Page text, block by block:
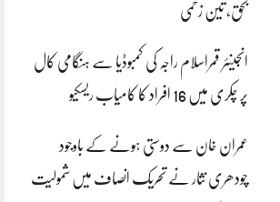
بحق، تین زخمی
انجینئر قمراسلام راجہ کی کمبوڈیا سے ہنگامی کال
پر چکری میں 16 افراد کا کامیاب ریسکیو
عمران خان سے دوستی ہونے کے باوجود
چودھری نثار نے تحریک انصاف میں شمولیت